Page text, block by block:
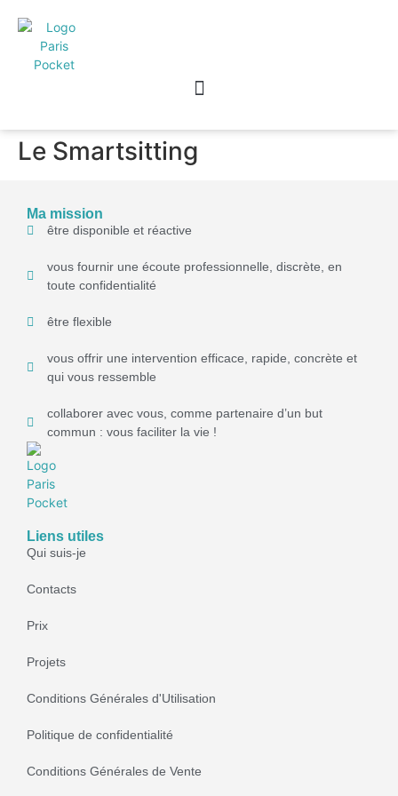
Le Smartsitting
Ma mission
être disponible et réactive
vous fournir une écoute professionnelle, discrète, en
toute confidentialité
être flexible
vous offrir une intervention efficace, rapide, concrète et
qui vous ressemble
collaborer avec vous, comme partenaire d’un but
commun : vous faciliter la vie !
Liens utiles
Qui suis-je
Contacts
Prix
Projets
Conditions Générales d'Utilisation
Politique de confidentialité
Conditions Générales de Vente